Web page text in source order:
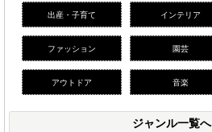
出産・子育て インテリア
ファッション 園芸
アウトドア 音楽
ジャンル一覧へ